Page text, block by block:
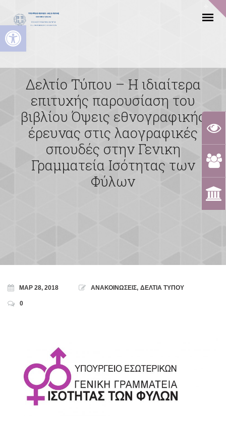
Ανοίξτε τη γραμμή εργαλείων
Δελτίο Τύπου – Η ιδιαίτερα
επιτυχής παρουσίαση του
βιβλίου Όψεις εθνογραφικής
έρευνας στις λαογραφικές
σπουδές στην Γενικη
Γραμματεία Ισότητας των
Φύλων
ΜΑΡ 28, 2018 ΑΝΑΚΟΙΝΩΣΕΙΣ, ΔΕΛΤΙΑ ΤΥΠΟΥ
0